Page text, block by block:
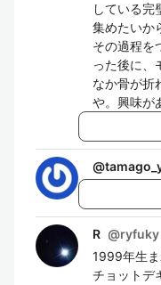
している完
集めたいか
その過程を
った後に、
なか骨が折
や。興味が
@
R @ryfuky
1999年生
チョットデ